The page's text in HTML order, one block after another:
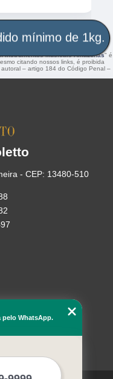
Instrumentos Musicais Amazonas" é
citando nossos links, é proibida
– artigo 184 do Código Penal –
- CEP: 13480-510
pelo WhatsApp.
mínimo de 1kg.